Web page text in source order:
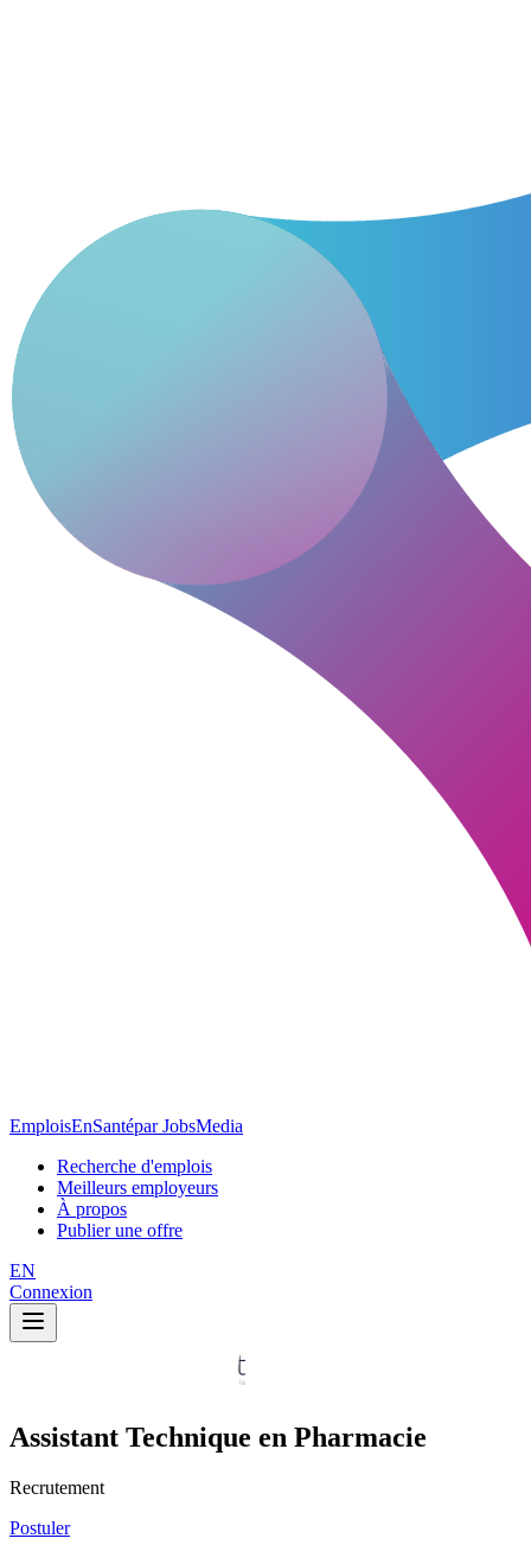
EmploisEnSantépar JobsMedia
Recherche d'emplois
Meilleurs employeurs
À propos
Publier une offre
EN
Connexion
Assistant Technique en Pharmacie
Recrutement
Postuler